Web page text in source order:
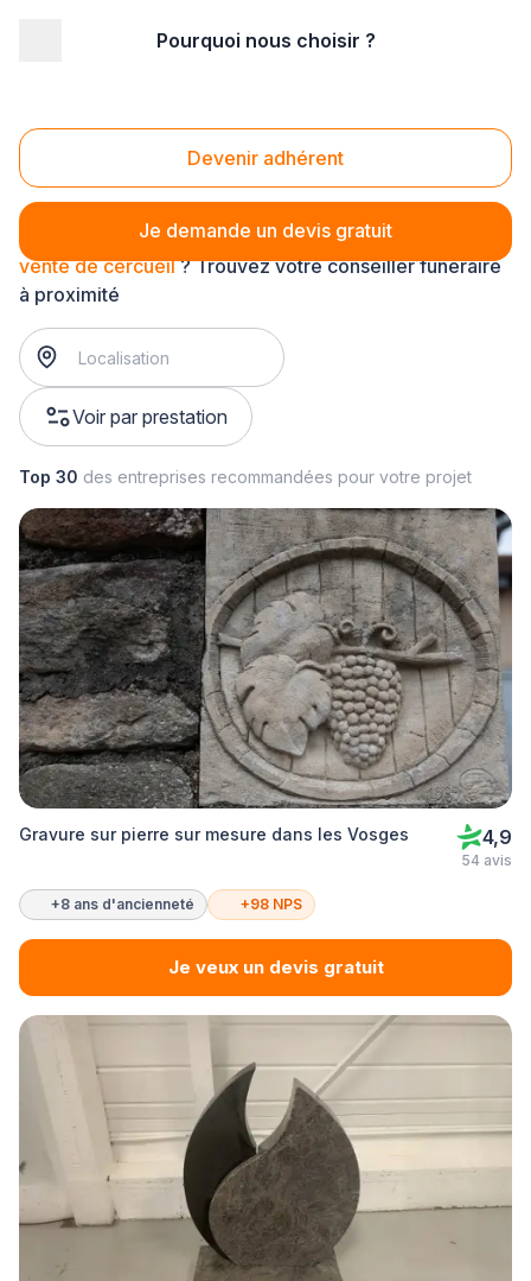
Pourquoi nous choisir ?
Devenir adhérent
Je demande un devis gratuit
Vente de cercueil
vente de cercueil? Trouvez votre conseiller funéraire
à proximité
Voir par prestation
Top 30 des entreprises recommandées pour votre projet
Gravure sur pierre sur mesure dans les Vosges 4,9
54 avis
+8 ans d'ancienneté +98 NPS
Je veux un devis gratuit